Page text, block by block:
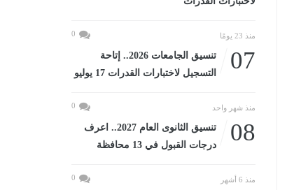
منذ 23 يومًا 0
07
تنسيق الجامعات 2026.. إتاحة
التسجيل لاختبارات القدرات 17 يوليو
منذ شهر واحد 0
08
تنسيق الثانوى العام 2027.. اعرف
درجات القبول في 13 محافظة
منذ 6 أشهر 0